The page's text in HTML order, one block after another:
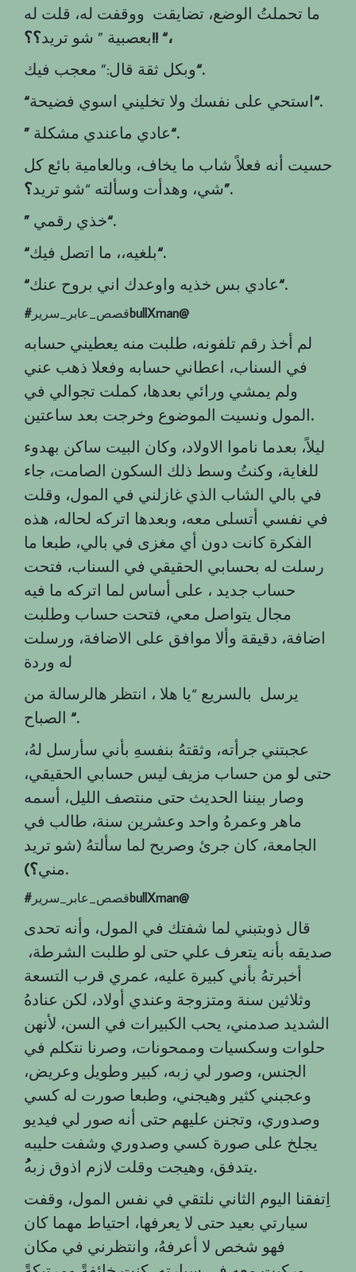
ما تحملتُ الوضع، تضايقت ووقفت له، قلت له
بعصبية ” شو تريد؟؟!! “،
وبكل ثقة قال:” معجب فيك“.
“استحي على نفسك ولا تخليني اسوي فضيحة“.
” عادي ماعندي مشكلة“.
حسيت أنه فعلاً شاب ما يخاف، وبالعامية بائع كل
شي، وهدأت وسألته “شو تريد؟”.
” خذي رقمي“.
“بلغيه،، ما اتصل فيك“.
“عادي بس خذيه واوعدك اني بروح عنك“.
‎# قصص_عابر_سريرbullXman@
لم أخذ رقم تلفونه، طلبت منه يعطيني حسابه
في السناب، اعطاني حسابه وفعلا ذهب عني
ولم يمشي ورائي بعدها، كملت تجوالي في
المول ونسيت الموضوع وخرجت بعد ساعتين.
ليلاً، بعدما ناموا الاولاد، وكان البيت ساكن بهدوء
للغاية، وكنتُ وسط ذلك السكون الصامت، جاء
في بالي الشاب الذي غازلني في المول، وقلت
في نفسي أتسلى معه، وبعدها اتركه لحاله، هذه
الفكرة كانت دون أي مغزى في بالي، طبعا ما
رسلت له بحسابي الحقيقي في السناب، فتحت
حساب جديد ، على أساس لما اتركه ما فيه
مجال يتواصل معي، فتحت حساب وطلبت
اضافة، دقيقة وألا موافق على الاضافة، ورسلت
له وردة
يرسل بالسريع “يا هلا ، انتظر هالرسالة من
الصباح “.
عجبتني جرأته، وثقتهُ بنفسهِ بأني سأرسل لهُ،
حتى لو من حساب مزيف ليس حسابي الحقيقي،
وصار بيننا الحديث حتى منتصف الليل، أسمه
ماهر وعمرهُ واحد وعشرين سنة، طالب في
الجامعة، كان جرئ وصريح لما سألتهُ (شو تريد
مني؟).
‎# قصص_عابر_سريرbullXman@
قال ذوبتبني لما شفتك في المول، وأنه تحدى
صديقه بأنه يتعرف علي حتى لو طلبت الشرطة،
أخبرتهُ بأني كبيرة عليه، عمري قرب التسعة
وثلاثين سنة ومتزوجة وعندي أولاد، لكن عنادهُ
الشديد صدمني، يحب الكبيرات في السن، لأنهن
حلوات وسكسيات وممحونات، وصرنا نتكلم في
الجنس، وصور لي زبه، كبير وطويل وعريض،
وعجبني كثير وهيجني، وطبعا صورت له كسي
وصدوري، وتجنن عليهم حتى أنه صور لي فيديو
يجلخ على صورة كسي وصدوري وشفت حليبه
يتدفق، وهيجت وقلت لازم اذوق زبهُ.
اِتفقنا اليوم الثاني نلتقي في نفس المول، وقفت
سيارتي بعيد حتى لا يعرفها، احتياط مهما كان
فهو شخص لا أعرفهُ، وانتظرني في مكان